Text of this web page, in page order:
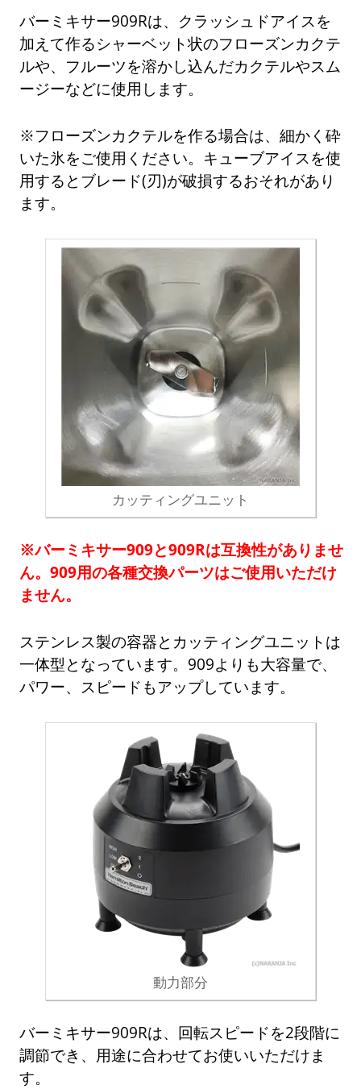
バーミキサー909Rは、クラッシュドアイスを
加えて作るシャーベット状のフローズンカクテ
ルや、フルーツを溶かし込んだカクテルやスム
ージーなどに使用します。
※フローズンカクテルを作る場合は、細かく砕
いた氷をご使用ください。キューブアイスを使
用するとブレード(刃)が破損するおそれがあり
ます。
カッティングユニット
※バーミキサー909と909Rは互換性がありませ
ん。909用の各種交換パーツはご使用いただけ
ません。
ステンレス製の容器とカッティングユニットは
一体型となっています。909よりも大容量で、
パワー、スピードもアップしています。
動力部分
バーミキサー909Rは、回転スピードを2段階に
調節でき、用途に合わせてお使いいただけま
す。